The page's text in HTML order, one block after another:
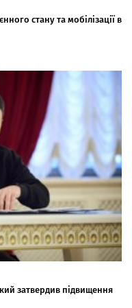
стану та мобілізації в
затвердив підвищення